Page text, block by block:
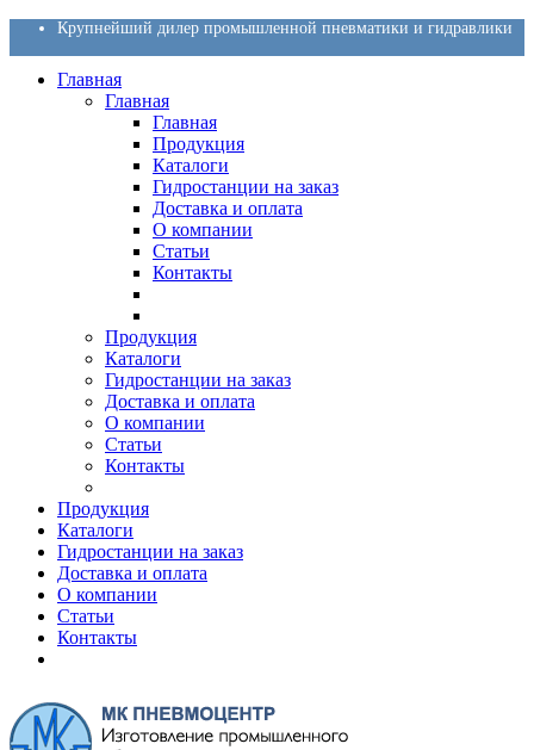
Крупнейший дилер промышленной пневматики и гидравлики
Главная
Главная
Главная
Продукция
Каталоги
Гидростанции на заказ
Доставка и оплата
О компании
Статьи
Контакты
Продукция
Каталоги
Гидростанции на заказ
Доставка и оплата
О компании
Статьи
Контакты
Продукция
Каталоги
Гидростанции на заказ
Доставка и оплата
О компании
Статьи
Контакты